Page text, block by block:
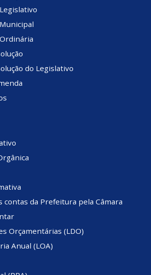
do Legislativo
contas da Prefeitura pela Câmara
Orçamentárias (LDO)
Anual (LOA)